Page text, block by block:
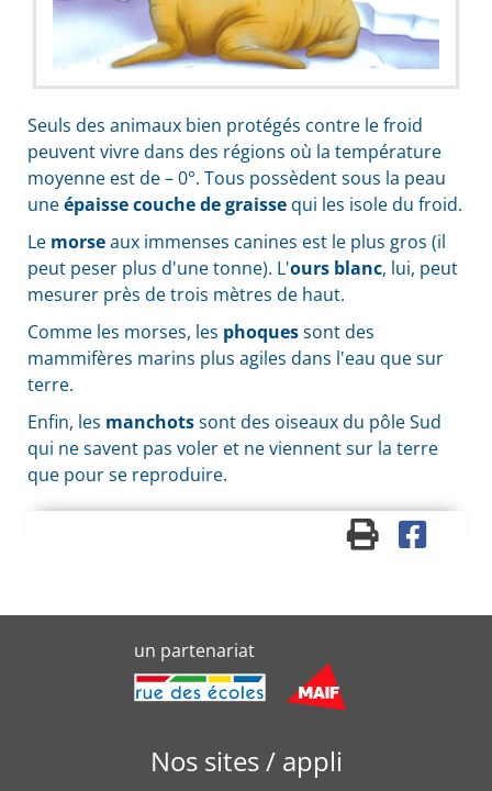
Seuls des animaux bien protégés contre le froid
peuvent vivre dans des régions où la température
moyenne est de – 0°. Tous possèdent sous la peau
uneépaisse couche de graisse qui les isole du froid.
Le morseaux immenses canines est le plus gros (il
peut peser plus d'une tonne). L'ours blanc, lui, peut
mesurer près de trois mètres de haut.
Comme les morses, les phoquessont des
mammifères marins plus agiles dans l'eau que sur
terre.
Enfin, les manchotssont des oiseaux du pôle Sud
qui ne savent pas voler et ne viennent sur la terre
que pour se reproduire.
un partenariat
Nos sites / appli